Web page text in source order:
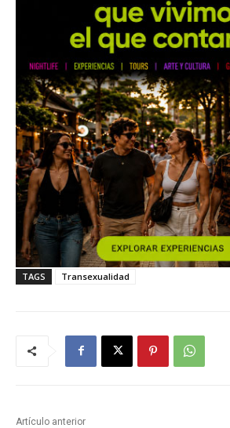
TAGS Transexualidad
Artículo anterior